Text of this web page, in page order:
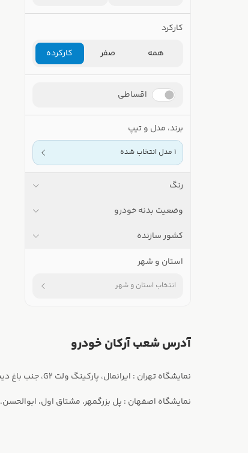
کارکرد
همه
صفر کارکرده
اقساطی
برند، مدل و تیپ
1 مدل انتخاب شده
رنگ
وضعیت بدنه خودرو
کشور سازنده
استان و شهر
انتخاب استان و شهر
آدرس شعب آرکان خودرو
نمایشگاه اصفهان : پل بزرگمهر، مشتاق اول، ابوالحسن.